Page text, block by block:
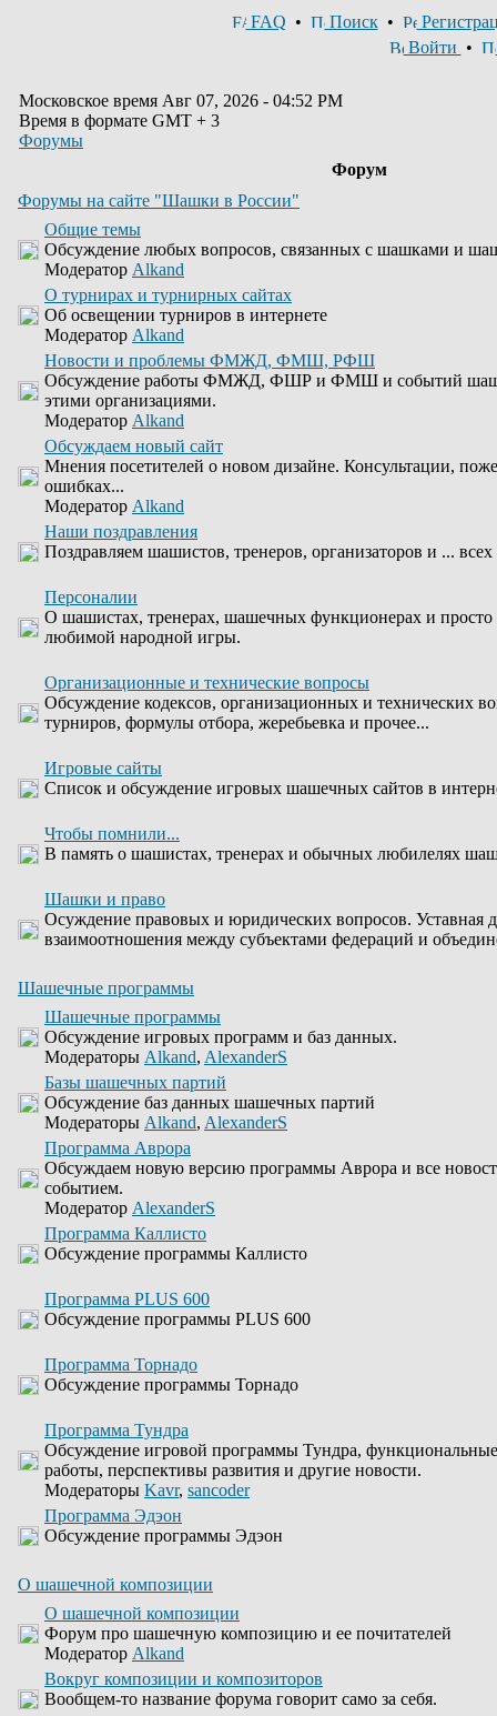
FAQ • Поиск•
Войти •
Московское время Авг 07, 2026 - 04:52 PM
Время в формате GMT + 3
Форумы
Форум
Форумы на сайте "Шашки в России"
Общие темы
Обсуждение любых вопросов, связанных с шашками и
Модератор Alkand
О турнирах и турнирных сайтах
Об освещении турниров в интернете
Модератор Alkand
Новости и проблемы ФМЖД, ФМШ, РФШ
Обсуждение работы ФМЖД, ФШР и ФМШ и событий
этими организациями.
Модератор Alkand
Обсуждаем новый сайт
Мнения посетителей о новом дизайне. Консультации,
ошибках...
Модератор Alkand
Наши поздравления
Поздравляем шашистов, тренеров, организаторов и ...
Персоналии
О шашистах, тренерах, шашечных функционерах и
любимой народной игры.
Организационные и технические вопросы
Обсуждение кодексов, организационных и технических
турниров, формулы отбора, жеребьевка и прочее...
Игровые сайты
Список и обсуждение игровых шашечных сайтов в
Чтобы помнили...
В память о шашистах, тренерах и обычных любилелях
Шашки и право
Осуждение правовых и юридических вопросов. Уставная
взаимоотношения между субъектами федераций и
Шашечные программы
Шашечные программы
Обсуждение игровых программ и баз данных.
Модераторы Alkand, AlexanderS
Базы шашечных партий
Обсуждение баз данных шашечных партий
Модераторы Alkand, AlexanderS
Программа Аврора
Обсуждаем новую версию программы Аврора и все
событием.
Модератор AlexanderS
Программа Каллисто
Обсуждение программы Каллисто
Программа PLUS 600
Обсуждение программы PLUS 600
Программа Торнадо
Обсуждение программы Торнадо
Программа Тундра
Обсуждение игровой программы Тундра,
работы, перспективы развития и другие новости.
Модераторы Kavr, sancoder
Программа Эдэон
Обсуждение программы Эдэон
О шашечной композиции
О шашечной композиции
Форум про шашечную композицию и ее почитателей
Модератор Alkand
Вокруг композиции и композиторов
Вообщем-то название форума говорит само за себя.